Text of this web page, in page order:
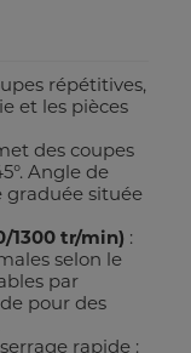
répétitives,
et les pièces
des coupes
Angle de
graduée située
1300 tr/min) :
selon le
par
pour des
rapide :